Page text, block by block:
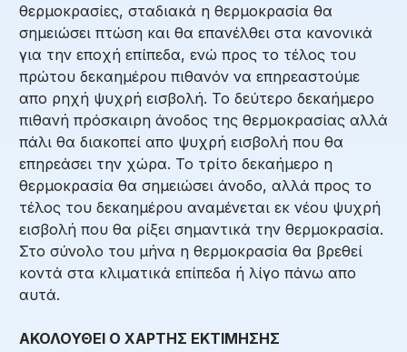
θερμοκρασίες, σταδιακά η θερμοκρασία θα
σημειώσει πτώση και θα επανέλθει στα κανονικά
για την εποχή επίπεδα, ενώ προς το τέλος του
πρώτου δεκαημέρου πιθανόν να επηρεαστούμε
απο ρηχή ψυχρή εισβολή. Το δεύτερο δεκαήμερο
πιθανή πρόσκαιρη άνοδος της θερμοκρασίας αλλά
πάλι θα διακοπεί απο ψυχρή εισβολή που θα
επηρεάσει την χώρα. Το τρίτο δεκαήμερο η
θερμοκρασία θα σημειώσει άνοδο, αλλά προς το
τέλος του δεκαημέρου αναμένεται εκ νέου ψυχρή
εισβολή που θα ρίξει σημαντικά την θερμοκρασία.
Στο σύνολο του μήνα η θερμοκρασία θα βρεθεί
κοντά στα κλιματικά επίπεδα ή λίγο πάνω απο
αυτά.
ΑΚΟΛΟΥΘΕΙ Ο ΧΑΡΤΗΣ ΕΚΤΙΜΗΣΗΣ